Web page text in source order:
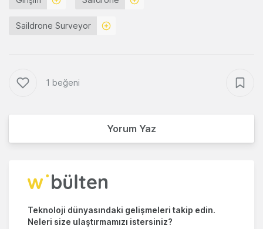
Saildrone Surveyor
1 beğeni
Yorum Yaz
Teknoloji dünyasındaki gelişmeleri takip edin.
Neleri size ulaştırmamızı istersiniz?